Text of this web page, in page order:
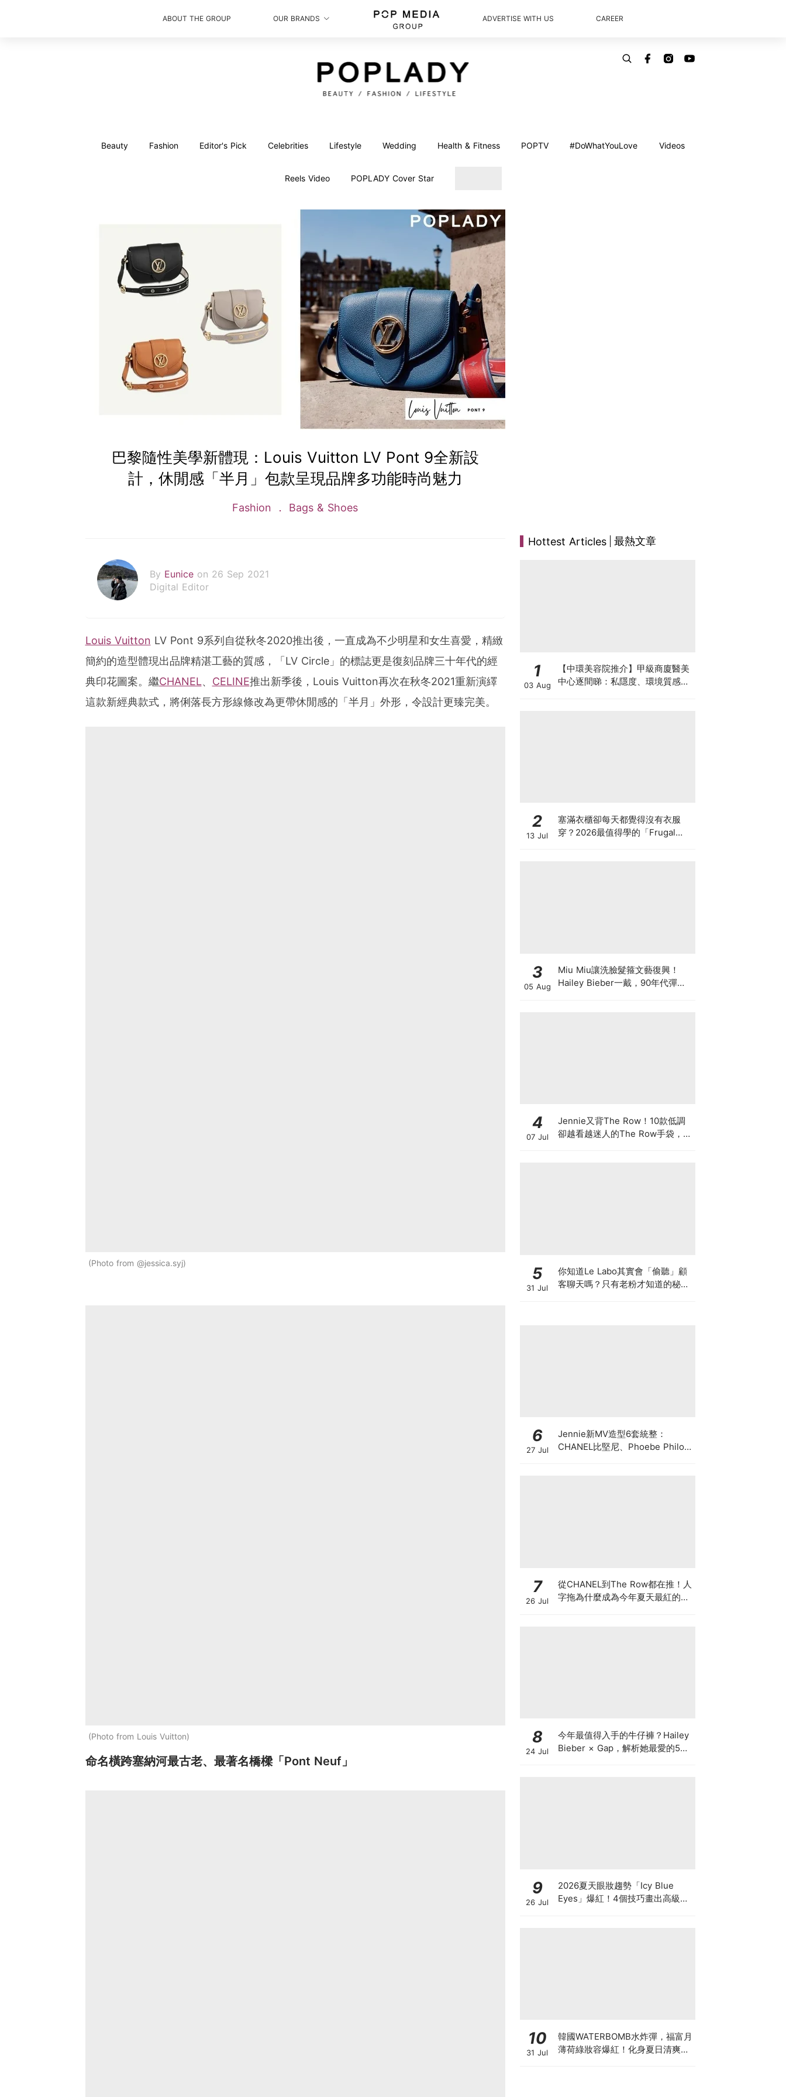
ABOUT THE GROUP OUR BRANDS ADVERTISE WITH US CAREER
Beauty Fashion Editor's Pick Celebrities Lifestyle Wedding Health & Fitness POPTV #DoWhatYouLove Videos
Reels Video POPLADY Cover Star
巴黎隨性美學新體現：Louis Vuitton LV Pont 9全新設
計，休閒感「半月」包款呈現品牌多功能時尚魅力
Fashion Bags & Shoes
By Eunice on 26 Sep 2021
Digital Editor
Louis Vuitton LV Pont 9系列自從秋冬2020推出後，一直成為不少明星和女生喜愛，精緻
簡約的造型體現出品牌精湛工藝的質感，「LV Circle」的標誌更是復刻品牌三十年代的經
典印花圖案。繼CHANEL、 CELINE推出新季後，Louis Vuitton再次在秋冬2021重新演繹
這款新經典款式，將俐落長方形線條改為更帶休閒感的「半月」外形，令設計更臻完美。
Photo from @jessica.syj
Photo from Louis Vuitton
命名橫跨塞納河最古老、最著名橋樑「Pont Neuf」
Hottest Articles 最熱文章
1
03 Aug
【中環美容院推介】甲級商廈醫美
中心逐間睇：私隱度、環境質感、
2
13 Jul
塞滿衣櫃卻每天都覺得沒有衣服
穿？2026最值得學的「Frugal
3
05 Aug
Miu Miu讓洗臉髮箍文藝復興！
Hailey Bieber一戴，90年代彈簧
4
07 Jul
Jennie又背The Row！10款低調
卻越看越迷人的The Row手袋，長
5
31 Jul
你知道Le Labo其實會「偷聽」顧
客聊天嗎？只有老粉才知道的秘密
6
27 Jul
Jennie新MV造型6套統整：
CHANEL比堅尼、Phoebe Philo
7
26 Jul
從CHANEL到The Row都在推！人
字拖為什麼成為今年夏天最紅的
8
24 Jul
今年最值得入手的牛仔褲？Hailey
Bieber × Gap，解析她最愛的5種
9
26 Jul
2026夏天眼妝趨勢「Icy Blue
Eyes」爆紅！4個技巧畫出高級冰
10
31 Jul
韓國WATERBOMB水炸彈，福富月
薄荷綠妝容爆紅！化身夏日清爽